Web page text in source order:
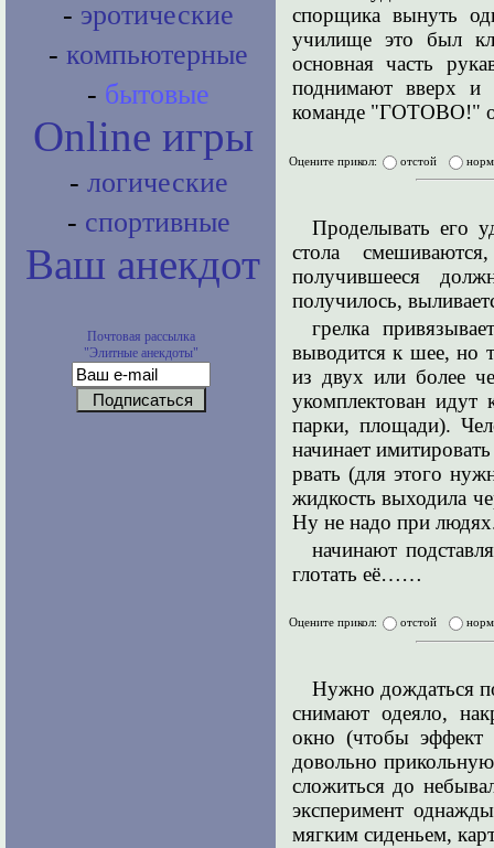
- эротические
- компьютерные
- бытовые
Online игры
- логические
- спортивные
Ваш анекдот
Почтовая рассылка
"Элитные анекдоты"
спорщика вынуть
училище это был
основная часть
поднимают вверх
команде "ГОТОВО!"
Оцените прикол: отстой
Проделывать его
стола
получившееся
получилось,
грелка
выводится к шее, но
из двух или более
укомплектован идут
парки, площади).
начинает
рвать (для этого
жидкость выходила
Ну не надо при
начинают
глотать её……
Оцените прикол: отстой
Нужно дождаться
снимают одеяло,
окно (чтобы
довольно
сложиться до
эксперимент
мягким сиденьем,